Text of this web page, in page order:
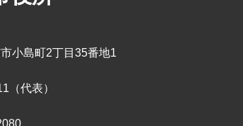
小島町2丁目35番地1
（代表）